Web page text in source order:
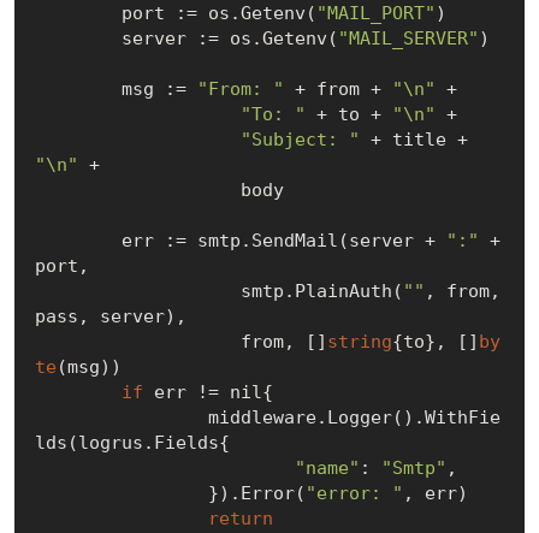
	port := os.Getenv(
"MAIL_PORT" )
	server := os.Getenv(
"MAIL_SERVER" )
	msg :=
"From: " + from + "\n" +
"To: " + to + "\n" +
"Subject: "
+ title +
"\n" +
	err := smtp.SendMail(server +
":" +
port,
		   smtp.PlainAuth(
"" , from,
pass, server),
		   from, []
string{to}, [] by
te (msg))
if err != nil{
lds(logrus.Fields{
"name" : "Smtp" ,
		}).Error(
"error: " , err)
return